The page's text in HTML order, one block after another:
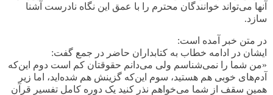
آنها می‌تواند خوانندگان محترم را با عمق این نگاه نادرست آشنا
سازد.
در متن خبر آمده است:
ایشان در ادامه خطاب به کتابداران حاضر در جمع گفت:
«من شما را نمی‌شناسم ولی می‌دانم حقوقتان کم است دوم این‌که
آدم‌های خوبی هم هستید، سوم این‌که گزینش هم شده‌اید، اما زیر
همین سقف از شما می‌خواهم نذر کنید یک دوره کامل تفسیر قرآن